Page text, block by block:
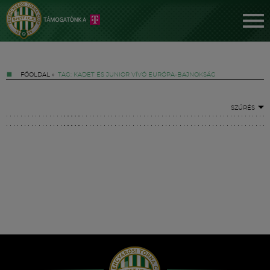
FŐOLDAL » TAG: KADET ÉS JUNIOR VÍVÓ EURÓPA-BAJNOKSÁG
SZŰRÉS
Hírek